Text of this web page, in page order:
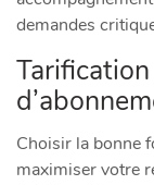
demandes
Choisir la bonne
maximiser votre